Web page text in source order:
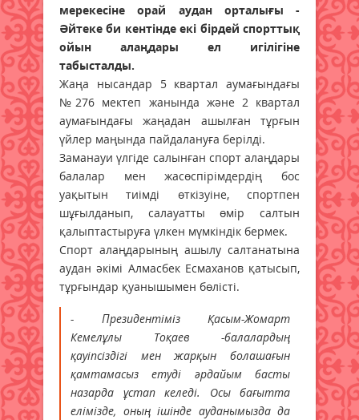
мерекесіне орай аудан орталығы -
Әйтеке би кентінде екі бірдей спорттық
ойын алаңдары ел игілігіне
табысталды.
Жаңа нысандар 5 квартал аумағындағы
№276 мектеп жанында және 2 квартал
аумағындағы жаңадан ашылған тұрғын
үйлер маңында пайдалануға берілді.
Заманауи үлгіде салынған спорт алаңдары
балалар мен жасөспірімдердің бос
уақытын тиімді өткізуіне, спортпен
шұғылданып, салауатты өмір салтын
қалыптастыруға үлкен мүмкіндік бермек.
Спорт алаңдарының ашылу салтанатына
аудан әкімі Алмасбек Есмаханов қатысып,
тұрғындар қуанышымен бөлісті.
- Президентіміз Қасым-Жомарт
Кемелұлы Тоқаев -балалардың
қауіпсіздігі мен жарқын болашағын
қамтамасыз етуді әрдайым басты
назарда ұстап келеді. Осы бағытта
елімізде, оның ішінде ауданымызда да